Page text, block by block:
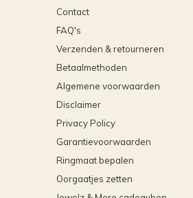
Contact
FAQ's
Verzenden & retourneren
Betaalmethoden
Algemene voorwaarden
Disclaimer
Privacy Policy
Garantievoorwaarden
Ringmaat bepalen
Oorgaatjes zetten